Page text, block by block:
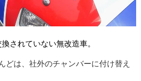
されていない無改造車。
どは、社外のチャンバーに付け替え